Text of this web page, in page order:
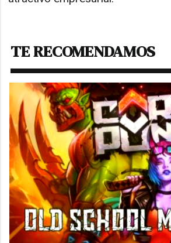
TE RECOMENDAMOS